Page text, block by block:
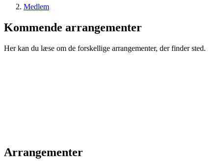
Medlem
Kommende arrangementer
Her kan du læse om de forskellige arrangementer, der finder sted.
Arrangementer